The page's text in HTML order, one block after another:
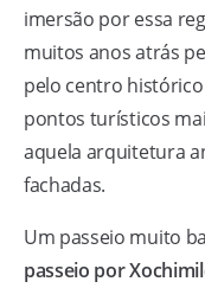
imersão por essa
muitos anos atrás
pelo centro
pontos turísticos
aquela arquitetura
fachadas.
Um passeio muito
passeio por